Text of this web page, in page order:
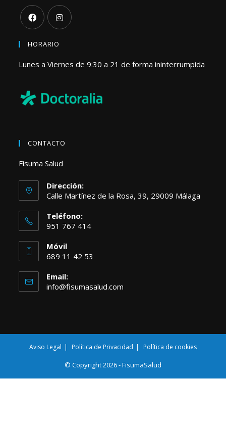
HORARIO
Lunes a Viernes de 9:30 a 21 de forma ininterrumpida
CONTACTO
Fisuma Salud
Dirección:
Calle Martínez de la Rosa, 39, 29009 Málaga
Teléfono:
951 767 414
Móvil
689 11 42 53
Email:
info@fisumasalud.com
Aviso Legal Política de Privacidad Política de cookies
© Copyright 2026 - FisumaSalud